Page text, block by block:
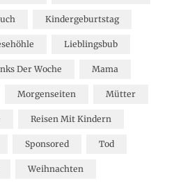
Kindergeburtstag
Lieblingsbub
Der Woche Mama
Morgenseiten Mütter
Reisen Mit Kindern
Sponsored Tod
Weihnachten